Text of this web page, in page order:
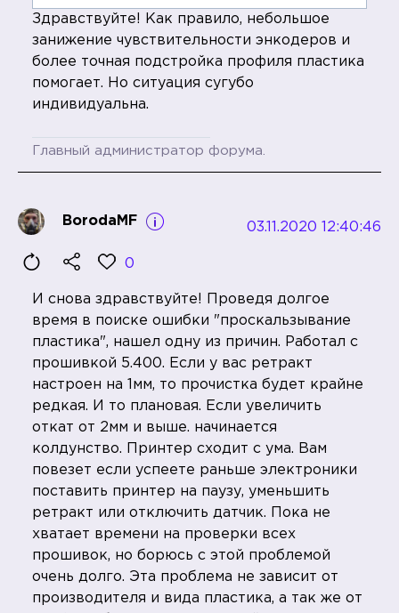
Здравствуйте! Как правило, небольшое
занижение чувствительности энкодеров и
более точная подстройка профиля пластика
помогает. Но ситуация сугубо
индивидуальна.
Главный администратор форума.
BorodaMF 03.11.2020 12:40:46
0
И снова здравствуйте! Проведя долгое
время в поиске ошибки "проскальзывание
пластика", нашел одну из причин. Работал с
прошивкой 5.400. Если у вас ретракт
настроен на 1мм, то прочистка будет крайне
редкая. И то плановая. Если увеличить
откат от 2мм и выше. начинается
колдунство. Принтер сходит с ума. Вам
повезет если успеете раньше электроники
поставить принтер на паузу, уменьшить
ретракт или отключить датчик. Пока не
хватает времени на проверки всех
прошивок, но борюсь с этой проблемой
очень долго. Эта проблема не зависит от
производителя и вида пластика, а так же от